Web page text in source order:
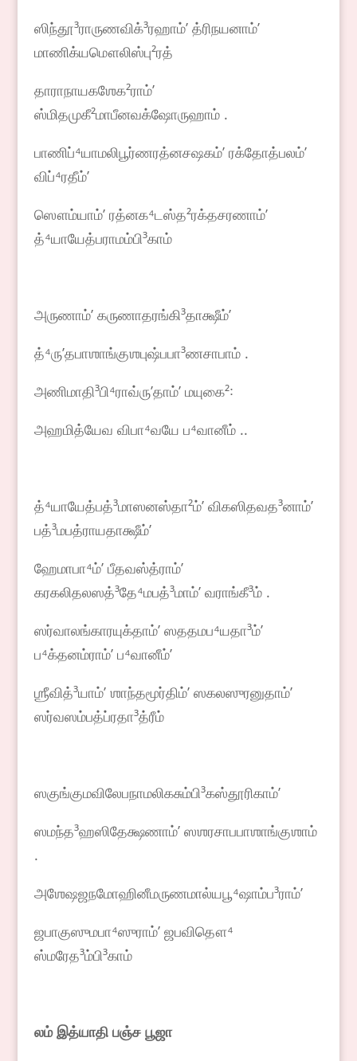
ஸிந்தூ³ராருணவிக்³ரஹாம்ʼ த்ரிநயனாம்ʼ
மாணிக்யமௌலிஸ்பு²ரத்
தாராநாயகஶேக²ராம்ʼ
ஸ்மிதமுகீ²மாபீனவக்ஷோருஹாம் .
பாணிப்⁴யாமலிபூர்ணரத்னசஷகம்ʼ ரக்தோத்பலம்ʼ
விப்⁴ரதீம்ʼ
ஸௌம்யாம்ʼ ரத்னக⁴டஸ்த²ரக்தசரணாம்ʼ
த்⁴யாயேத்பராமம்பி³காம்
அருணாம்ʼ கருணாதரங்கி³தாக்ஷீம்ʼ
த்⁴ருʼதபாஶாங்குஶபுஷ்பபா³ணசாபாம் .
அணிமாதி³பி⁴ராவ்ருʼதாம்ʼ மயுகை²꞉
அஹமித்யேவ விபா⁴வயே ப⁴வானீம் ..
த்⁴யாயேத்பத்³மாஸனஸ்தா²ம்ʼ விகஸிதவத³னாம்ʼ
பத்³மபத்ராயதாக்ஷீம்ʼ
ஹேமாபா⁴ம்ʼ பீதவஸ்த்ராம்ʼ
கரகலிதலஸத்³தே⁴மபத்³மாம்ʼ வராங்கீ³ம் .
ஸர்வாலங்காரயுக்தாம்ʼ ஸததமப⁴யதா³ம்ʼ
ப⁴க்தனம்ராம்ʼ ப⁴வானீம்ʼ
ஶ்ரீவித்³யாம்ʼ ஶாந்தமூர்திம்ʼ ஸகலஸுரனுதாம்ʼ
ஸர்வஸம்பத்ப்ரதா³த்ரீம்
ஸகுங்குமவிலேபநாமலிகசும்பி³கஸ்தூரிகாம்ʼ
ஸமந்த³ஹஸிதேக்ஷணாம்ʼ ஸஶரசாபபாஶாங்குஶாம்
.
அஶேஷஜநமோஹினீமருணமால்யபூ⁴ஷாம்ப³ராம்ʼ
ஜபாகுஸுமபா⁴ஸுராம்ʼ ஜபவிதௌ⁴
ஸ்மரேத³ம்பி³காம்
லம் இத்யாதி பஞ்ச பூஜா